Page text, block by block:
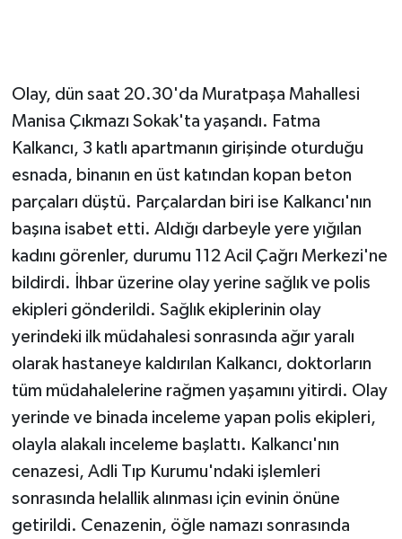
Olay, dün saat 20.30'da Muratpaşa Mahallesi
Manisa Çıkmazı Sokak'ta yaşandı. Fatma
Kalkancı, 3 katlı apartmanın girişinde oturduğu
esnada, binanın en üst katından kopan beton
parçaları düştü. Parçalardan biri ise Kalkancı'nın
başına isabet etti. Aldığı darbeyle yere yığılan
kadını görenler, durumu 112 Acil Çağrı Merkezi'ne
bildirdi. İhbar üzerine olay yerine sağlık ve polis
ekipleri gönderildi. Sağlık ekiplerinin olay
yerindeki ilk müdahalesi sonrasında ağır yaralı
olarak hastaneye kaldırılan Kalkancı, doktorların
tüm müdahalelerine rağmen yaşamını yitirdi. Olay
yerinde ve binada inceleme yapan polis ekipleri,
olayla alakalı inceleme başlattı. Kalkancı'nın
cenazesi, Adli Tıp Kurumu'ndaki işlemleri
sonrasında helallik alınması için evinin önüne
getirildi. Cenazenin, öğle namazı sonrasında